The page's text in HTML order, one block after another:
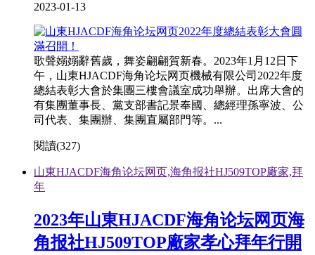
2023-01-13
歌聲嫋嫋辭舊歲，舞姿翩翩賀新春。2023年1月12日下
午，山東HJACDF海角论坛网页機械有限公司2022年度
總結表彰大會於集團三樓會議室成功舉辦。出席大會的
有集團董事長、黨支部書記景奉國、總經理孫寧波、公
司代表、集團辦、集團直屬部門等。...
閱讀(327)
山東HJACDF海角论坛网页,海角报社HJ509TOP廠家,拜
年
2023年山東HJACDF海角论坛网页海
角报社HJ509TOP廠家孝心拜年行開